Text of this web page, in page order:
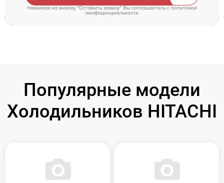
Нажимая на кнопку "Оставить заявку" Вы соглашаетесь cполитикой
конфиденциальности
Популярные модели
Холодильников HITACHI